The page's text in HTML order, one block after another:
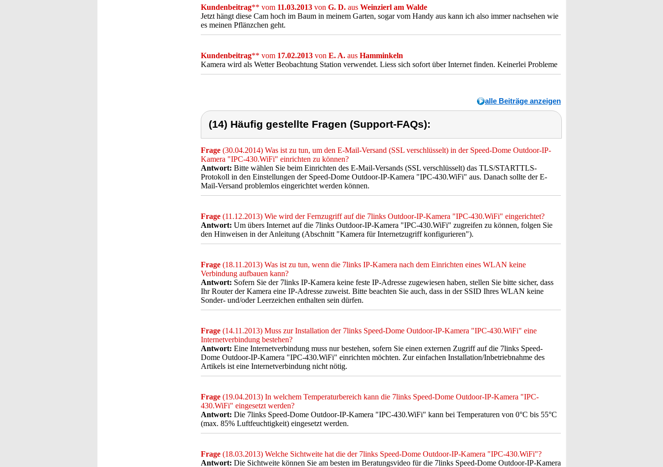
Kundenbeitrag** vom 11.03.2013 von G. D. aus Weinzierl am Walde
Jetzt hängt diese Cam hoch im Baum in meinem Garten, sogar vom Handy aus kann ich also immer nachsehen wie
es meinen Pflänzchen geht.
Kundenbeitrag** vom 17.02.2013 von E. A. aus Hamminkeln
Kamera wird als Wetter Beobachtung Station verwendet. Liess sich sofort über Internet finden. Keinerlei Probleme
alle Beiträge anzeigen
(14) Häufig gestellte Fragen (Support-FAQs):
Frage (30.04.2014) Was ist zu tun, um den E-Mail-Versand (SSL verschlüsselt) in der Speed-Dome Outdoor-IP-
Kamera "IPC-430.WiFi" einrichten zu können?
Antwort: Bitte wählen Sie beim Einrichten des E-Mail-Versands (SSL verschlüsselt) das TLS/STARTTLS-
Protokoll in den Einstellungen der Speed-Dome Outdoor-IP-Kamera "IPC-430.WiFi" aus. Danach sollte der E-
Mail-Versand problemlos eingerichtet werden können.
Frage (11.12.2013) Wie wird der Fernzugriff auf die 7links Outdoor-IP-Kamera "IPC-430.WiFi" eingerichtet?
Antwort: Um übers Internet auf die 7links Outdoor-IP-Kamera "IPC-430.WiFi" zugreifen zu können, folgen Sie
den Hinweisen in der Anleitung (Abschnitt "Kamera für Internetzugriff konfigurieren").
Frage (18.11.2013) Was ist zu tun, wenn die 7links IP-Kamera nach dem Einrichten eines WLAN keine
Verbindung aufbauen kann?
Antwort: Sofern Sie der 7links IP-Kamera keine feste IP-Adresse zugewiesen haben, stellen Sie bitte sicher, dass
Ihr Router der Kamera eine IP-Adresse zuweist. Bitte beachten Sie auch, dass in der SSID Ihres WLAN keine
Sonder- und/oder Leerzeichen enthalten sein dürfen.
Frage (14.11.2013) Muss zur Installation der 7links Speed-Dome Outdoor-IP-Kamera "IPC-430.WiFi" eine
Internetverbindung bestehen?
Antwort: Eine Internetverbindung muss nur bestehen, sofern Sie einen externen Zugriff auf die 7links Speed-
Dome Outdoor-IP-Kamera "IPC-430.WiFi" einrichten möchten. Zur einfachen Installation/Inbetriebnahme des
Artikels ist eine Internetverbindung nicht nötig.
Frage (19.04.2013) In welchem Temperaturbereich kann die 7links Speed-Dome Outdoor-IP-Kamera "IPC-
430.WiFi" eingesetzt werden?
Antwort: Die 7links Speed-Dome Outdoor-IP-Kamera "IPC-430.WiFi" kann bei Temperaturen von 0°C bis 55°C
(max. 85% Luftfeuchtigkeit) eingesetzt werden.
Frage (18.03.2013) Welche Sichtweite hat die der 7links Speed-Dome Outdoor-IP-Kamera "IPC-430.WiFi"?
Antwort: Die Sichtweite können Sie am besten im Beratungsvideo für die 7links Speed-Dome Outdoor-IP-Kamera